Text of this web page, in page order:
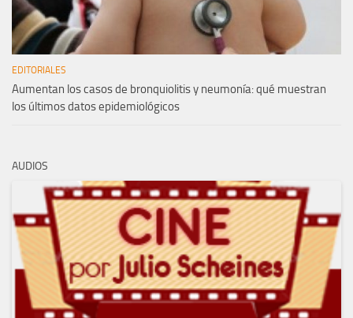
EDITORIALES
Aumentan los casos de bronquiolitis y neumonía: qué muestran
los últimos datos epidemiológicos
AUDIOS